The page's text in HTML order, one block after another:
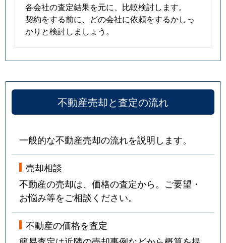
各会社の査定結果を元に、比較検討します。
契約をする前に、どの会社に依頼をするかしっ
かりと検討しましょう。
不動産売却と査定の流れ
一般的な不動産売却の流れを説明します。
売却相談
不動産の売却は、価格の査定から。ご要望・
お悩み等をご相談ください。
不動産の価格を査定